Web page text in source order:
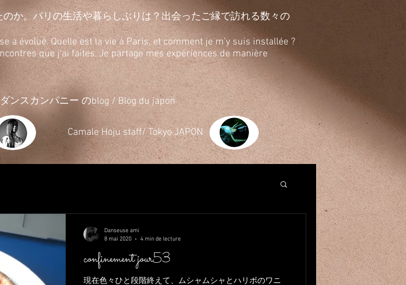
か。パリの生活や暮らしぶりは？出会ったご縁で訪れる数々の
a évolué. Quelle est la vie à Paris, et comment je m’y suis installée ?
que j’ai faites. Je partage mes expériences de manière
ンスカンパニー のblog / Blog du japon
​Camale Hoju staff/ Tokyo JAPON
confinement jour53
現在色々ひと段階終えて、ムシャムシャとハリボのワニ
Danseuse ami
8 mai 2020
4 min de lecture